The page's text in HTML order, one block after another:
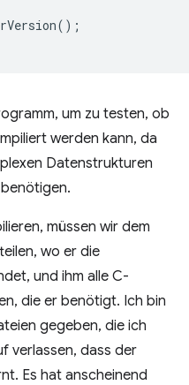
();
um zu testen, ob
werden kann, da
Datenstrukturen
müssen wir dem
wo er die
und ihm alle C-
die er benötigt. Ich bin
gegeben, die ich
verlassen, dass der
Es hat anscheinend